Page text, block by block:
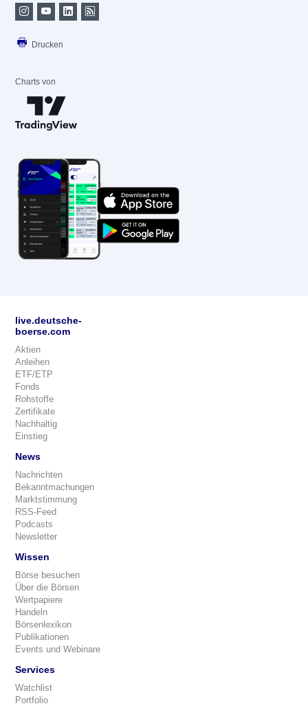
Drucken
Charts von
live.deutsche-
boerse.com
Aktien
Anleihen
ETF/ETP
Fonds
Rohstoffe
Zertifikate
Nachhaltig
Einstieg
News
Nachrichten
Bekanntmachungen
Marktstimmung
RSS-Feed
Podcasts
Newsletter
Wissen
Börse besuchen
Über die Börsen
Wertpapiere
Handeln
Börsenlexikon
Publikationen
Events und Webinare
Services
Watchlist
Portfolio